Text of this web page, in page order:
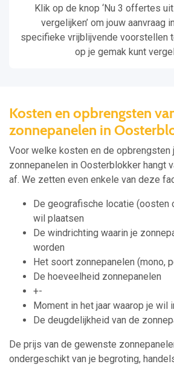
Klik op de knop ‘Nu 3 offertes
vergelijken’ om jouw aanvraag
specifieke vrijblijvende voorstellen
op je gemak kunt
Kosten en opbrengsten
zonnepanelen in
Voor welke kosten en de opbrengsten
zonnepanelen in Oosterblokker hangt
af. We zetten even enkele van deze
De geografische locatie (oosten
wil plaatsen
De windrichting waarin je
worden
Het soort zonnepanelen (mono,
De hoeveelheid zonnepanelen
+-
Moment in het jaar waarop je wil
De deugdelijkheid van de
De prijs van de gewenste
ondergeschikt van je begroting,